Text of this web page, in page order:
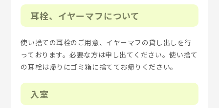
耳栓、イヤーマフについて
使い捨ての耳栓のご用意、イヤーマフの貸し出しを行
っております。必要な方は申し出てください。使い捨て
の耳栓は帰りにゴミ箱に捨ててお帰りください。
入室